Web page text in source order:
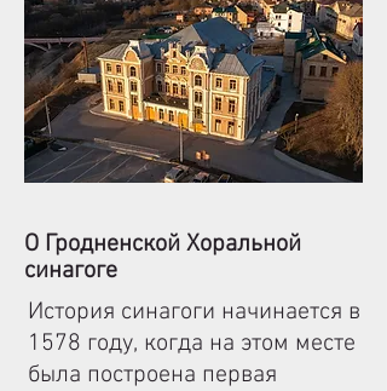
О Гродненской Хоральной
синагоге
История синагоги начинается в
1578 году, когда на этом месте
была построена первая